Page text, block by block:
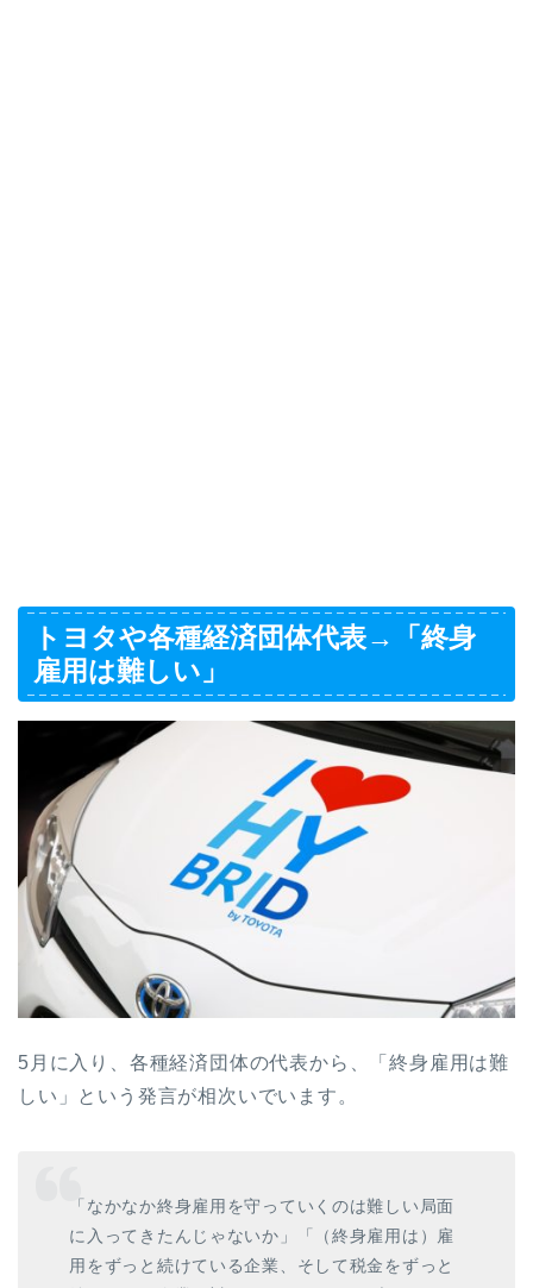
トヨタや各種経済団体代表→「終身
雇用は難しい」
5月に入り、各種経済団体の代表から、「終身雇用は難
しい」という発言が相次いでいます。
「なかなか終身雇用を守っていくのは難しい局面
に入ってきたんじゃないか」「（終身雇用は）雇
用をずっと続けている企業、そして税金をずっと